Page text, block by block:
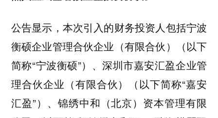
公告显示，本次引入的财务投资人包括宁波
衡硕企业管理合伙企业（有限合伙）（以下
简称“宁波衡硕”）、深圳市嘉安汇盈企业管
理合伙企业（有限合伙）（以下简称“嘉安
汇盈”）、锦绣中和（北京）资本管理有限